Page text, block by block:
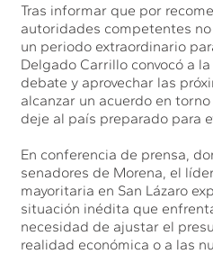
Tras informar que por
autoridades competentes
un periodo extraordinario
Delgado Carrillo convocó a
debate y aprovechar las
alcanzar un acuerdo en
deje al país preparado para
En conferencia de prensa,
senadores de Morena, el
mayoritaria en San Lázaro
situación inédita que
necesidad de ajustar el
realidad económica o a las